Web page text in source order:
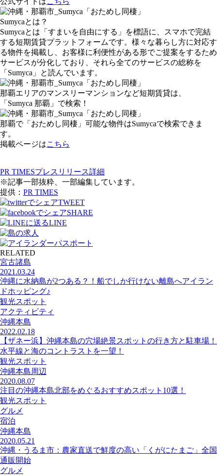
Sumycaとは？
Sumycaとは「すまいを自由にする」を標語に、スマホで完結
する短期賃貸プラットフォームです。様々な暮らし方に対応す
る物件を掲載し、お客様に利便性がある形でご提案をするため
サービスが分化しており、それら全てのサービスの総称を
「Sumyca」と読んでいます。
那覇エリアのマンスリーマンションなど短期賃貸は、
「Sumyca 那覇」で検索！
​那覇で「おためし同棲」可能な物件はSumycaで検索できま
す。
掲載ページはこちら
PR TIMESプレスリリース詳細
※記事一部抜粋、一部編集しています。
提供： PR TIMES
TWEET
SHARE
LINE
RELATED
宮古諸島
2021.03.24
沖縄に水納島が2つある？！船でしか行けない離島へアイラン
ドホッピング♪
観光スポット
アクティビティ
沖縄本島
2022.02.18
【ザネー浜】沖縄本島の穴場絶景スポットの行き方と駐車場！
水平線と海のコントラストを一望！
観光スポット
沖縄本島周辺
2020.08.07
注目の沖縄本島北部をめぐるおすすめスポット10選！
観光スポット
グルメ
宿泊
沖縄本島
2020.05.21
沖縄・うるま市：農家直送で鮮度の高い「くがにたまご」全国
通販開始
グルメ